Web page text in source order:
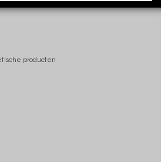
producten